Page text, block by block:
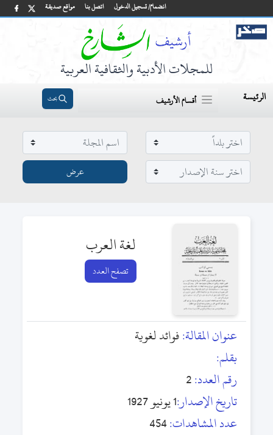
مواقع صديقة اتصل بنا انضمام/ تسجيل الدخول
للمجلات الأدبية والثقافية العربية
الرئيسة أقسام الأرشيف بحث
لغة العرب
تصفح العدد
عنوان المقالة:فوائد لغوية
بقلم:
رقم العدد:2
تاريخ الإصدار:1 يونيو 1927
عدد المشاهدات:454